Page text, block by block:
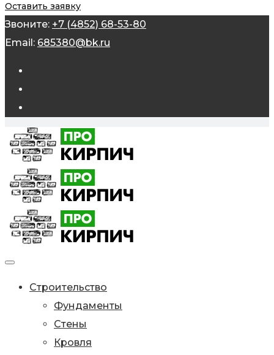
Оставить заявку
Звоните: +7 (4852) 68-53-80
Email: 685380@bk.ru
Строительство
Фундаменты
Стены
Кровля